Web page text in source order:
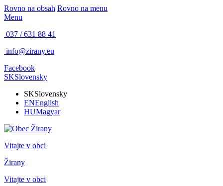
Rovno na obsah Rovno na menu
Menu
037 / 631 88 41
info@zirany.eu
Facebook
SKSlovensky
SKSlovensky
ENEnglish
HUMagyar
Vitajte v obci
Žirany
Vitajte v obci